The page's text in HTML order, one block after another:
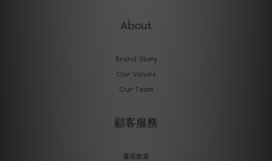
About
Brand Story
Our Values
Our Team
顧客服務
運送政策